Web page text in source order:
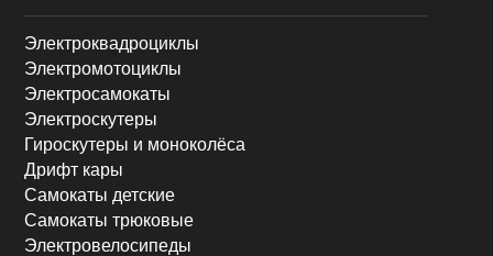
Электроквадроциклы
Электромотоциклы
Электросамокаты
Электроскутеры
Гироскутеры и моноколёса
Дрифт кары
Самокаты детские
Самокаты трюковые
Электровелосипеды